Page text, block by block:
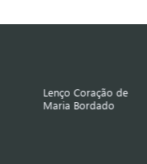
Lenço Coração de
Maria Bordado